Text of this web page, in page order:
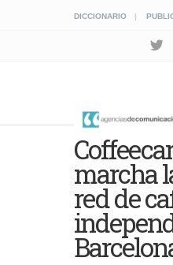
DICCIONARIO
marcha
red de